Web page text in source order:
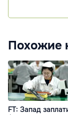
Похожие
FT: Запад